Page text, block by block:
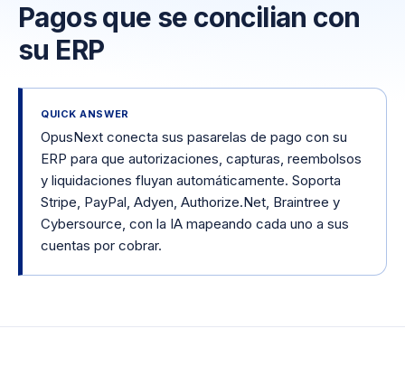
Pagos que se concilian con
su ERP
QUICK ANSWER
OpusNext conecta sus pasarelas de pago con su
ERP para que autorizaciones, capturas, reembolsos
y liquidaciones fluyan automáticamente. Soporta
Stripe, PayPal, Adyen, Authorize.Net, Braintree y
Cybersource, con la IA mapeando cada uno a sus
cuentas por cobrar.